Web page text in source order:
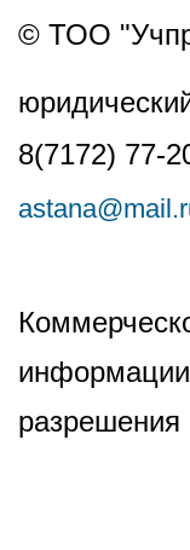
© ТОО
8(7172) 77-
информации
разрешения